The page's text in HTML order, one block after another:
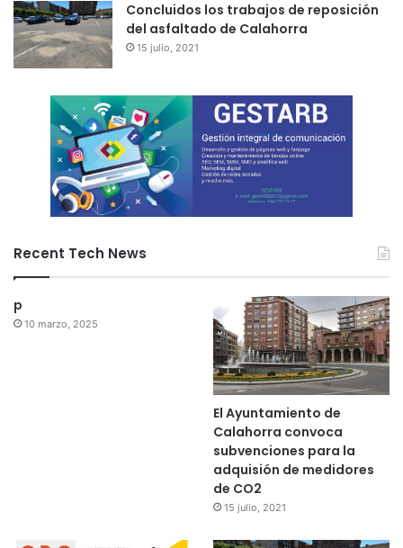
Concluidos los trabajos de reposición
del asfaltado de Calahorra
15 julio, 2021
Recent Tech News
p
10 marzo, 2025
El Ayuntamiento de
Calahorra convoca
subvenciones para la
adquisión de medidores
de CO2
15 julio, 2021